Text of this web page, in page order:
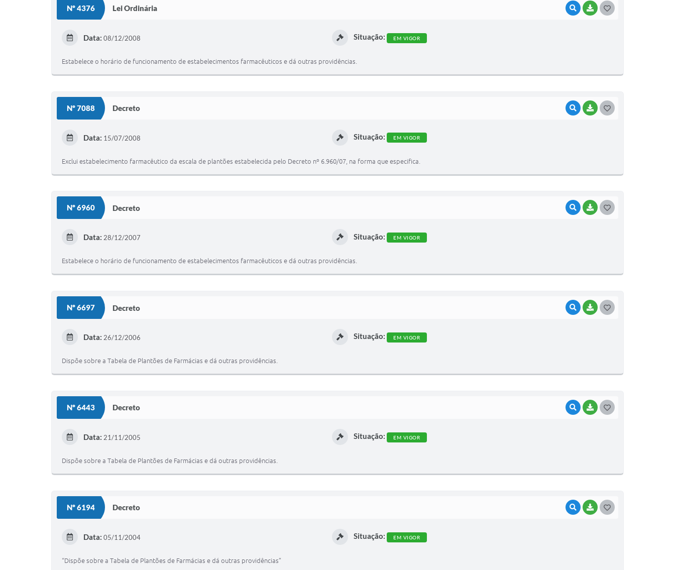
Nº 4376 Lei Ordinária VISUALIZAR
BAIXAR
Data: 08/12/2008 Situação: EM VIGOR
Estabelece o horário de funcionamento de estabelecimentos farmacêuticos e dá outras providências.
Nº 7088 Decreto VISUALIZAR
BAIXAR
Data: 15/07/2008 Situação: EM VIGOR
Exclui estabelecimento farmacêutico da escala de plantões estabelecida pelo Decreto nº 6.960/07, na forma que especifica.
Nº 6960 Decreto VISUALIZAR
BAIXAR
Data: 28/12/2007 Situação: EM VIGOR
Estabelece o horário de funcionamento de estabelecimentos farmacêuticos e dá outras providências.
Nº 6697 Decreto VISUALIZAR
BAIXAR
Data: 26/12/2006 Situação: EM VIGOR
Dispõe sobre a Tabela de Plantões de Farmácias e dá outras providências.
Nº 6443 Decreto VISUALIZAR
BAIXAR
Data: 21/11/2005 Situação: EM VIGOR
Dispõe sobre a Tabela de Plantões de Farmácias e dá outras providências.
Nº 6194 Decreto VISUALIZAR
BAIXAR
Data: 05/11/2004 Situação: EM VIGOR
“Dispõe sobre a Tabela de Plantões de Farmácias e dá outras providências”